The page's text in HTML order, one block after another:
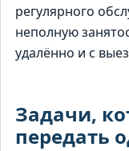
регулярного
неполную
удалённо и с
Задачи,
передать